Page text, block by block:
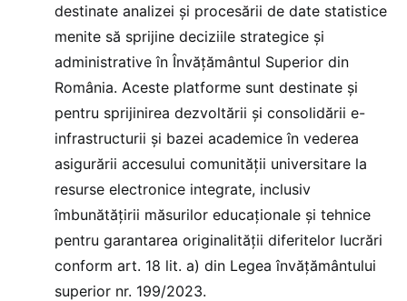
destinate analizei și procesării de date statistice
menite să sprijine deciziile strategice și
administrative în Învățământul Superior din
România. Aceste platforme sunt destinate și
pentru sprijinirea dezvoltării și consolidării e-
infrastructurii și bazei academice în vederea
asigurării accesului comunității universitare la
resurse electronice integrate, inclusiv
îmbunătățirii măsurilor educaționale și tehnice
pentru garantarea originalității diferitelor lucrări
conform art. 18 lit. a) din Legea învățământului
superior nr. 199/2023.